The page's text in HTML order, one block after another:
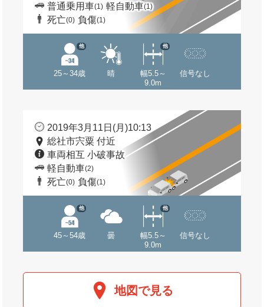
普通乗用車(1) 軽自動車(1)
死亡(0) 負傷(1)
25～34歳
他
晴
幅5.5～
9.0m
他
信号なし
2019年3月11日(月)10:13
総社市宍粟 付近
車両相互 小破事故
軽自動車(2)
死亡(0) 負傷(1)
45～54歳
他
曇
幅5.5～
9.0m
他
信号なし
地図で見る